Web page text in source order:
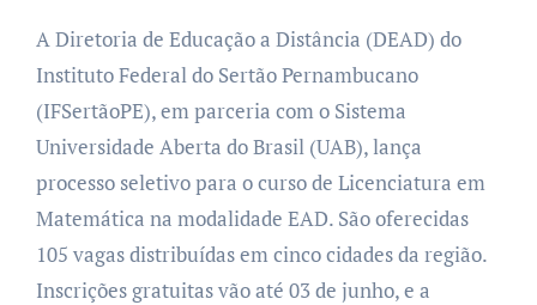
A Diretoria de Educação a Distância (DEAD) do
Instituto Federal do Sertão Pernambucano
(IFSertãoPE), em parceria com o Sistema
Universidade Aberta do Brasil (UAB), lança
processo seletivo para o curso de Licenciatura em
Matemática na modalidade EAD. São oferecidas
105 vagas distribuídas em cinco cidades da região.
Inscrições gratuitas vão até 03 de junho, e a